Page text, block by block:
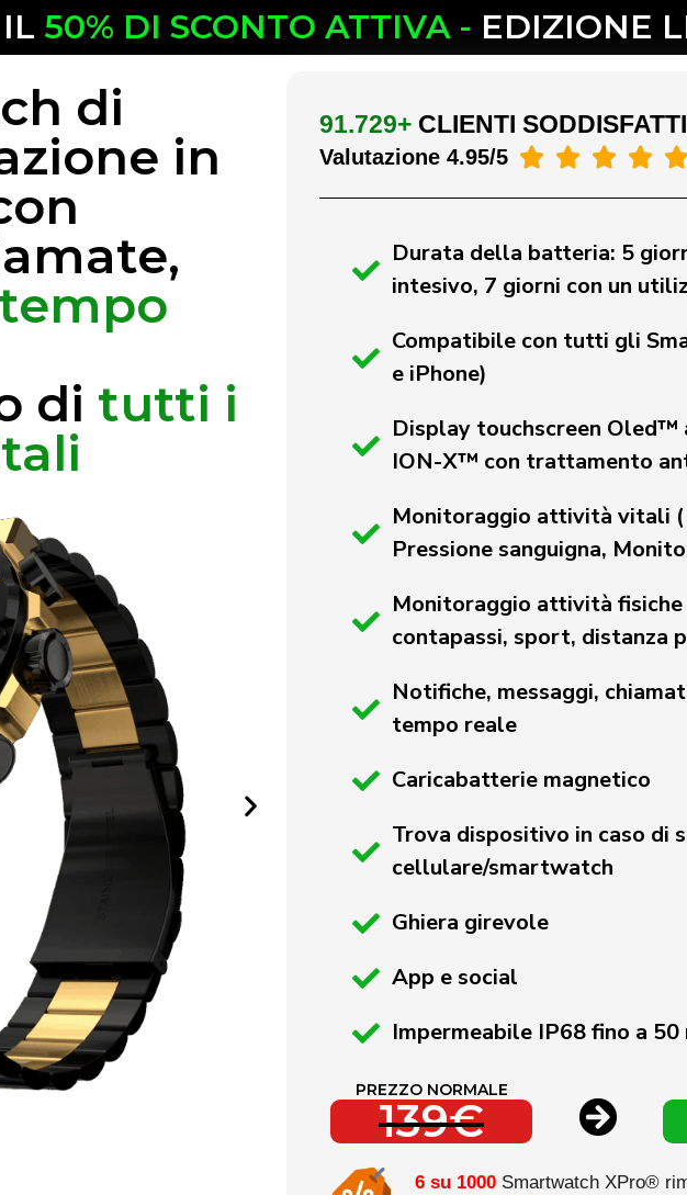
50% DI SCONTO ATTIVA - EDIZIONE
di
in
di tutti i
91.729+ CLIENTI SODDISFATTI
Valutazione 4.95/5     
Durata della batteria: 5
intesivo, 7 giorni con un
Compatibile con tutti gli
e iPhone)
Display touchscreen Oled™
ION-X™ con trattamento
Monitoraggio attività vitali
Pressione sanguigna,
Monitoraggio attività fisiche
contapassi, sport, distanza
Notifiche, messaggi,
tempo reale
Caricabatterie magnetico
Trova dispositivo in caso di
cellulare/smartwatch
Ghiera girevole
App e social
Impermeabile IP68 fino a
PREZZO NORMALE
139€
6 su 1000Smartwatch XPro®